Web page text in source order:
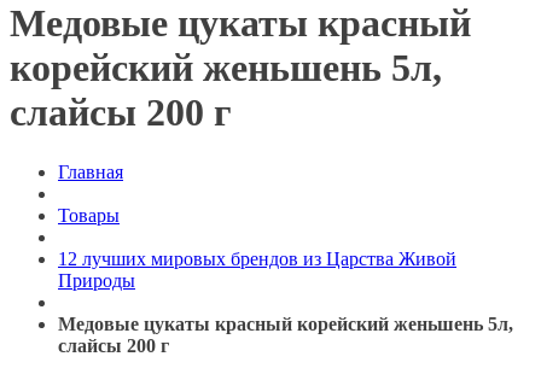
Медовые цукаты красный
корейский женьшень 5л,
слайсы 200 г
Главная
Товары
12 лучших мировых брендов из Царства Живой
Природы
Медовые цукаты красный корейский женьшень 5л,
слайсы 200 г